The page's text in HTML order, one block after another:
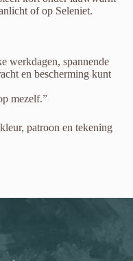
of op Seleniet.
werkdagen, spannende
en bescherming kunt
mezelf.”
patroon en tekening